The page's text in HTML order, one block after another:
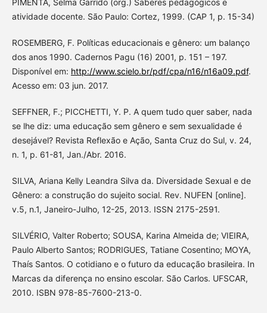
PIMENTA, Selma Garrido (org.) Saberes pedagógicos e
atividade docente. São Paulo: Cortez, 1999. (CAP 1, p. 15-34)
ROSEMBERG, F. Políticas educacionais e gênero: um balanço
dos anos 1990. Cadernos Pagu (16) 2001, p. 151 – 197.
Disponível em: http://www.scielo.br/pdf/cpa/n16/n16a09.pdf.
Acesso em: 03 jun. 2017.
SEFFNER, F.; PICCHETTI, Y. P. A quem tudo quer saber, nada
se lhe diz: uma educação sem gênero e sem sexualidade é
desejável? Revista Reflexão e Ação, Santa Cruz do Sul, v. 24,
n. 1, p. 61-81, Jan./Abr. 2016.
SILVA, Ariana Kelly Leandra Silva da. Diversidade Sexual e de
Gênero: a construção do sujeito social. Rev. NUFEN [online].
v.5, n.1, Janeiro-Julho, 12-25, 2013. ISSN 2175-2591.
SILVÉRIO, Valter Roberto; SOUSA, Karina Almeida de; VIEIRA,
Paulo Alberto Santos; RODRIGUES, Tatiane Cosentino; MOYA,
Thaís Santos. O cotidiano e o futuro da educação brasileira. In
Marcas da diferença no ensino escolar. São Carlos. UFSCAR,
2010. ISBN 978-85-7600-213-0.